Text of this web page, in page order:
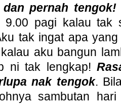
pernah tengok!
9.00 pagi kalau tak
tak ingat apa
aku bangun
ni tak lengkap!
nak tengok.
sambutan